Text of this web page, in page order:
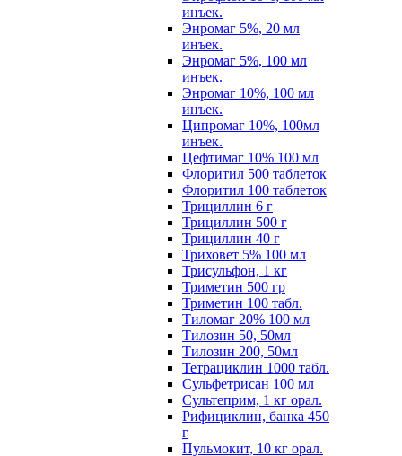
инъек.
Энромаг 5%, 20 мл
инъек.
Энромаг 5%, 100 мл
инъек.
Энромаг 10%, 100 мл
инъек.
Ципромаг 10%, 100мл
инъек.
Цефтимаг 10% 100 мл
Флоритил 500 таблеток
Флоритил 100 таблеток
Трициллин 6 г
Трициллин 500 г
Трициллин 40 г
Триховет 5% 100 мл
Трисульфон, 1 кг
Триметин 500 гр
Триметин 100 табл.
Тиломаг 20% 100 мл
Тилозин 50, 50мл
Тилозин 200, 50мл
Тетрациклин 1000 табл.
Сульфетрисан 100 мл
Сультеприм, 1 кг орал.
Рифициклин, банка 450
г
Пульмокит, 10 кг орал.